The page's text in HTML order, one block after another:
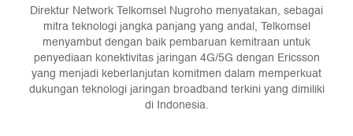
Direktur Network Telkomsel Nugroho menyatakan, sebagai
mitra teknologi jangka panjang yang andal, Telkomsel
menyambut dengan baik pembaruan kemitraan untuk
penyediaan konektivitas jaringan 4G/5G dengan Ericsson
yang menjadi keberlanjutan komitmen dalam memperkuat
dukungan teknologi jaringan broadband terkini yang dimiliki
di Indonesia.